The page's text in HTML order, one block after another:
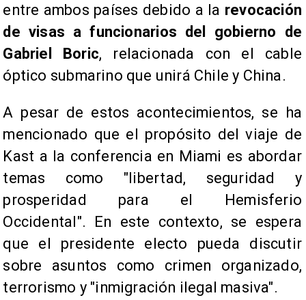
entre ambos países debido a la revocación
de visas a funcionarios del gobierno de
Gabriel Boric, relacionada con el cable
óptico submarino que unirá Chile y China.
A pesar de estos acontecimientos, se ha
mencionado que el propósito del viaje de
Kast a la conferencia en Miami es abordar
temas como "libertad, seguridad y
prosperidad para el Hemisferio
Occidental". En este contexto, se espera
que el presidente electo pueda discutir
sobre asuntos como crimen organizado,
terrorismo y "inmigración ilegal masiva".